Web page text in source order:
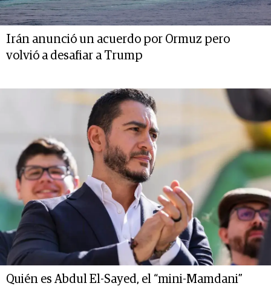
Irán anunció un acuerdo por Ormuz pero
volvió a desafiar a Trump
Quién es Abdul El-Sayed, el “mini-Mamdani”